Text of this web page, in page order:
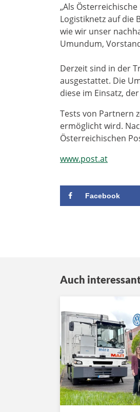
„Als
Logistiknetz auf die
wie wir unser
Umundum,
Derzeit sind in der
ausgestattet. Die
diese im Einsatz,
Tests von Partnern
ermöglicht wird.
Österreichischen
www.post.at
Facebook
Auch